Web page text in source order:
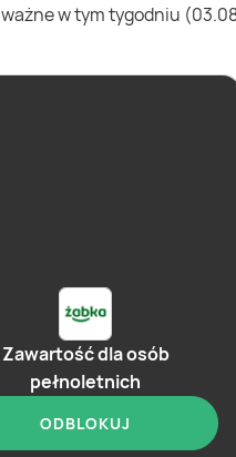
ważne w tym tygodniu
Zawartość dla osób
pełnoletnich
ODBLOKUJ